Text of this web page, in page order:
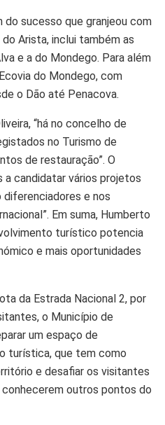
do sucesso que granjeou com
Arista, inclui também as
e a do Mondego. Para além
do Mondego, com
o Dão até Penacova.
“há no concelho de
no Turismo de
de restauração”. O
a candidatar vários projetos
e nos
Em suma, Humberto
turístico potencia
e mais oportunidades
da Estrada Nacional 2, por
o Município de
um espaço de
turística, que tem como
e desafiar os visitantes
outros pontos do